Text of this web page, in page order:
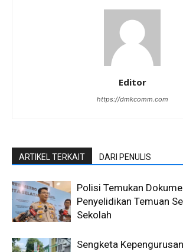
Editor
https://dmkcomm.com
ARTIKEL TERKAIT DARI PENULIS
Polisi Temukan
Penyelidikan Temuan
Sekolah
Sengketa